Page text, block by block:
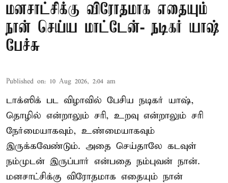
மனசாட்சிக்கு விரோதமாக எதையும்
நான் செய்ய மாட்டேன்- நடிகர் யாஷ்
பேச்சு
Published on: 10 Aug 2026, 2:04 am
டாக்ஸிக் பட விழாவில் பேசிய நடிகர் யாஷ்,
தொழில் என்றாலும் சரி, உறவு என்றாலும் சரி
நேர்மையாகவும், உண்மையாகவும்
இருக்கவேண்டும். அதை செய்தாலே கடவுள்
நம்முடன் இருப்பார் என்பதை நம்புவன் நான்.
மனசாட்சிக்கு விரோதமாக எதையும் நான்